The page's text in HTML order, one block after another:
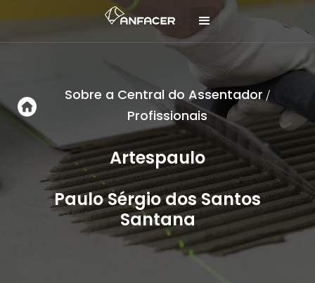
Sobre a Central do Assentador /
Profissionais
Artespaulo
Paulo Sérgio dos Santos
Santana